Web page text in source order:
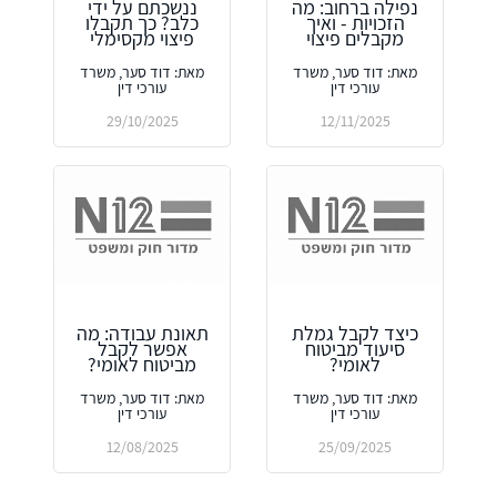
נפילה ברחוב: מה
הזכויות - ואיך
מקבלים פיצוי
מאת: דוד סער, משרד
עורכי דין
12/11/2025
ננשכתם על ידי
כלב? כך תקבלו
פיצוי מקסימלי
מאת: דוד סער, משרד
עורכי דין
29/10/2025
כיצד לקבל גמלת
סיעוד מביטוח
לאומי?
מאת: דוד סער, משרד
עורכי דין
25/09/2025
תאונת עבודה: מה
אפשר לקבל
מביטוח לאומי?
מאת: דוד סער, משרד
עורכי דין
12/08/2025